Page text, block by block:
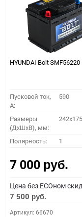
HYUNDAI Bolt SMF56220
Пусковой ток,
A:
590
Размеры
(ДхШхВ), мм:
Полярность: 1
7 000 руб.
Цена без ECOном
7 500 руб.
Артикул: 66670